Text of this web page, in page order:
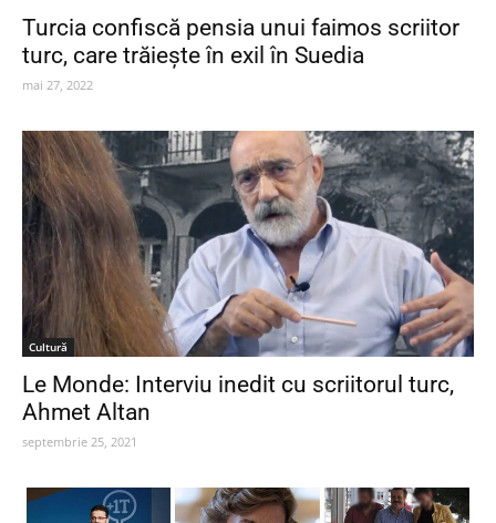
Turcia confiscă pensia unui faimos scriitor
turc, care trăiește în exil în Suedia
mai 27, 2022
Cultură
Le Monde: Interviu inedit cu scriitorul turc,
Ahmet Altan
septembrie 25, 2021